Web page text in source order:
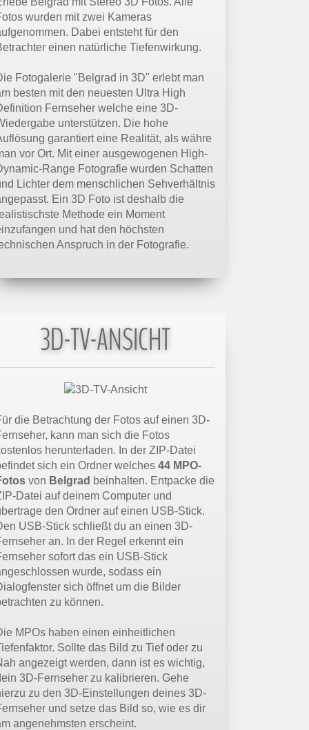
wurden mit zwei Kameras
Dabei entsteht für den
einen natürliche Tiefenwirkung.
Fotogalerie "Belgrad in 3D" erlebt man
besten mit den neuesten Ultra High
Fernseher welche eine 3D-
unterstützen. Die hohe
garantiert eine Realität, als währe
vor Ort. Mit einer ausgewogenen High-
Range Fotografie wurden Schatten
Lichter dem menschlichen Sehverhältnis
Ein 3D Foto ist deshalb die
Methode ein Moment
und hat den höchsten
Anspruch in der Fotografie.
3D-TV-ANSICHT
die Betrachtung der Fotos auf einen 3D-
kann man sich die Fotos
herunterladen. In der ZIP-Datei
sich ein Ordner welches 44 MPO-
von Belgrad beinhalten. Entpacke die
Datei auf deinem Computer und
den Ordner auf einen USB-Stick.
USB-Stick schließt du an einen 3D-
an. In der Regel erkennt ein
sofort das ein USB-Stick
wurde, sodass ein
sich öffnet um die Bilder
zu können.
MPOs haben einen einheitlichen
Sollte das Bild zu Tief oder zu
angezeigt werden, dann ist es wichtig,
3D-Fernseher zu kalibrieren. Gehe
zu den 3D-Einstellungen deines 3D-
und setze das Bild so, wie es dir
angenehmsten erscheint.